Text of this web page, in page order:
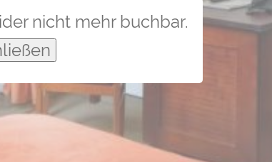
nicht mehr buchbar.